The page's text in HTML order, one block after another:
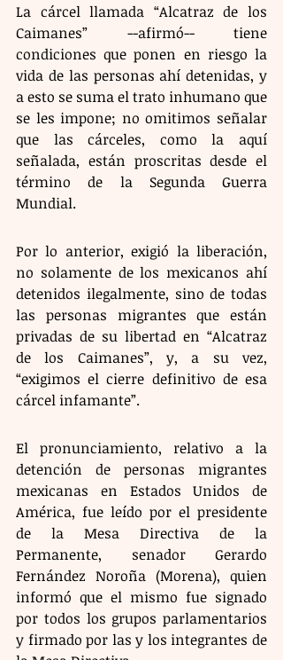
La cárcel llamada “Alcatraz de los
Caimanes” --afirmó-- tiene
condiciones que ponen en riesgo la
vida de las personas ahí detenidas, y
a esto se suma el trato inhumano que
se les impone; no omitimos señalar
que las cárceles, como la aquí
señalada, están proscritas desde el
término de la Segunda Guerra
Mundial.
Por lo anterior, exigió la liberación,
no solamente de los mexicanos ahí
detenidos ilegalmente, sino de todas
las personas migrantes que están
privadas de su libertad en “Alcatraz
de los Caimanes”, y, a su vez,
“exigimos el cierre definitivo de esa
cárcel infamante”.
El pronunciamiento, relativo a la
detención de personas migrantes
mexicanas en Estados Unidos de
América, fue leído por el presidente
de la Mesa Directiva de la
Permanente, senador Gerardo
Fernández Noroña (Morena), quien
informó que el mismo fue signado
por todos los grupos parlamentarios
y firmado por las y los integrantes de